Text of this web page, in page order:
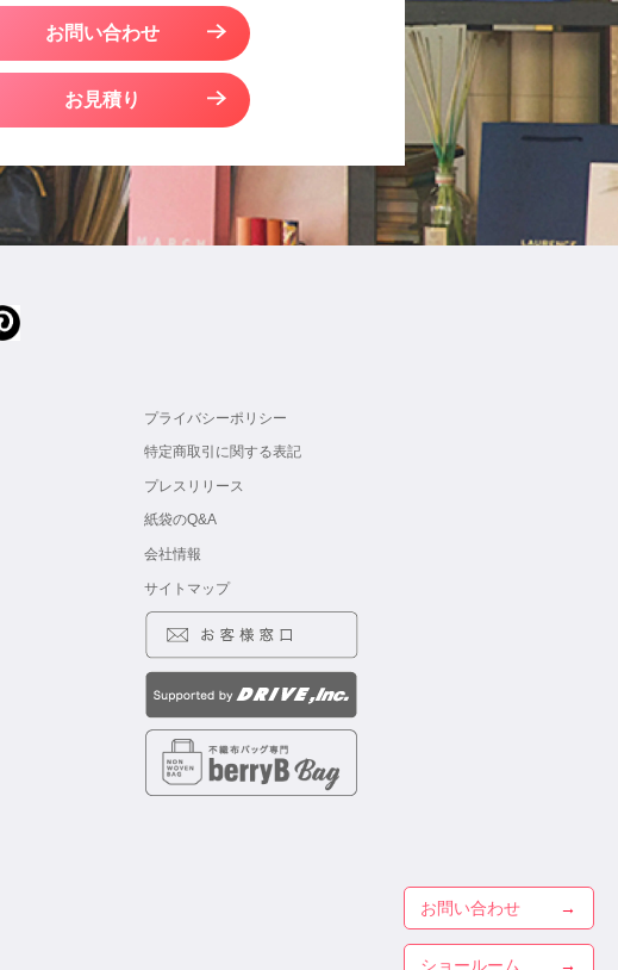
お問い合わせ
ショールーム
お問い合わせ
お見積り
プライバシーポリシー
特定商取引に関する表記
プレスリリース
紙袋のQ&A
会社情報
サイトマップ